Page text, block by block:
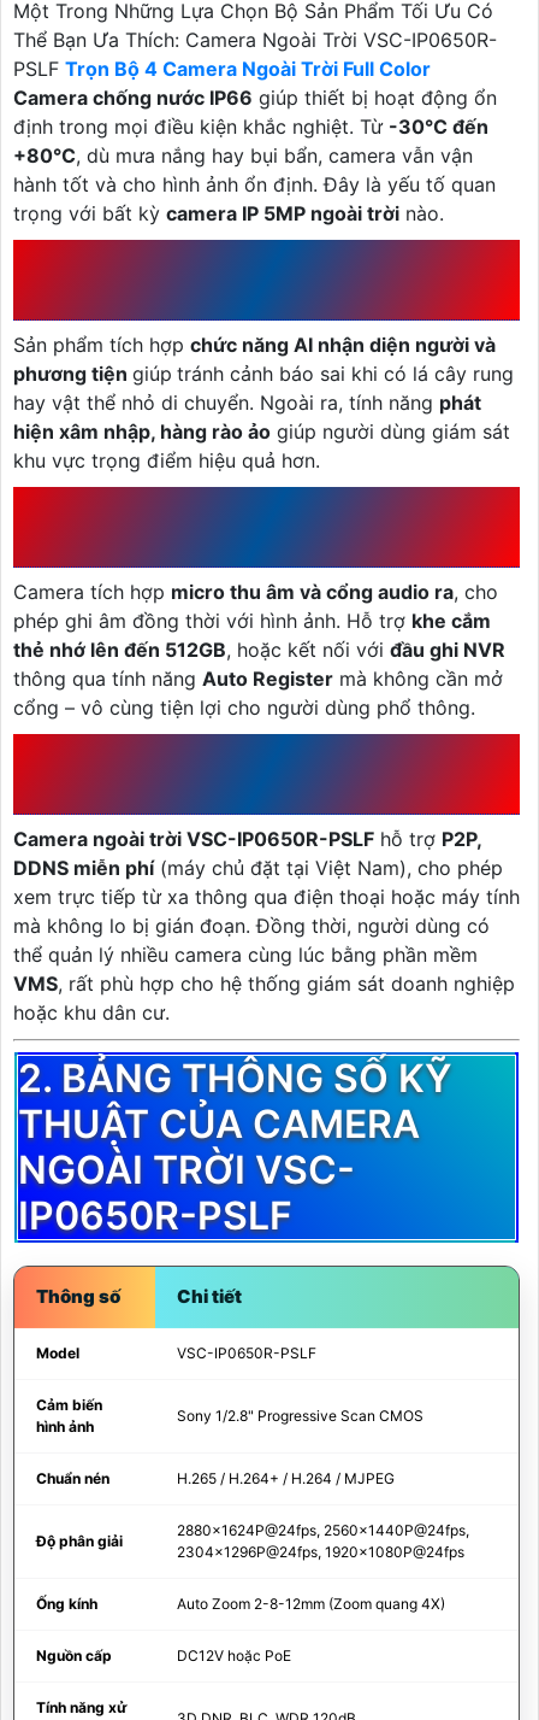
Một Trong Những Lựa Chọn Bộ Sản Phẩm Tối Ưu Có
Thể Bạn Ưa Thích: Camera Ngoài Trời VSC-IP0650R-
PSLF Trọn Bộ 4 Camera Ngoài Trời Full Color
Camera chống nước IP66 giúp thiết bị hoạt động ổn
định trong mọi điều kiện khắc nghiệt. Từ -30°C đến
+80°C, dù mưa nắng hay bụi bẩn, camera vẫn vận
hành tốt và cho hình ảnh ổn định. Đây là yếu tố quan
trọng với bất kỳ camera IP 5MP ngoài trời nào.
Sản phẩm tích hợp chức năng AI nhận diện người và
phương tiện giúp tránh cảnh báo sai khi có lá cây rung
hay vật thể nhỏ di chuyển. Ngoài ra, tính năng phát
hiện xâm nhập, hàng rào ảo giúp người dùng giám sát
khu vực trọng điểm hiệu quả hơn.
Camera tích hợp micro thu âm và cổng audio ra, cho
phép ghi âm đồng thời với hình ảnh. Hỗ trợ khe cắm
thẻ nhớ lên đến 512GB, hoặc kết nối với đầu ghi NVR
thông qua tính năng Auto Register mà không cần mở
cổng – vô cùng tiện lợi cho người dùng phổ thông.
Camera ngoài trời VSC-IP0650R-PSLF hỗ trợ P2P,
DDNS miễn phí(máy chủ đặt tại Việt Nam), cho phép
xem trực tiếp từ xa thông qua điện thoại hoặc máy tính
mà không lo bị gián đoạn. Đồng thời, người dùng có
thể quản lý nhiều camera cùng lúc bằng phần mềm
VMS, rất phù hợp cho hệ thống giám sát doanh nghiệp
hoặc khu dân cư.
2. BẢNG THÔNG SỐ KỸ
THUẬT CỦA CAMERA
NGOÀI TRỜI VSC-
IP0650R-PSLF
Thông số Chi tiết
Model VSC-IP0650R-PSLF
Cảm biến
hình ảnh
Sony 1/2.8" Progressive Scan CMOS
Chuẩn nén H.265 / H.264+ / H.264 / MJPEG
Độ phân giải
2880x1624P@24fps, 2560x1440P@24fps,
2304x1296P@24fps, 1920x1080P@24fps
Ống kính Auto Zoom 2-8-12mm (Zoom quang 4X)
Nguồn cấp DC12V hoặc PoE
Tính năng xử